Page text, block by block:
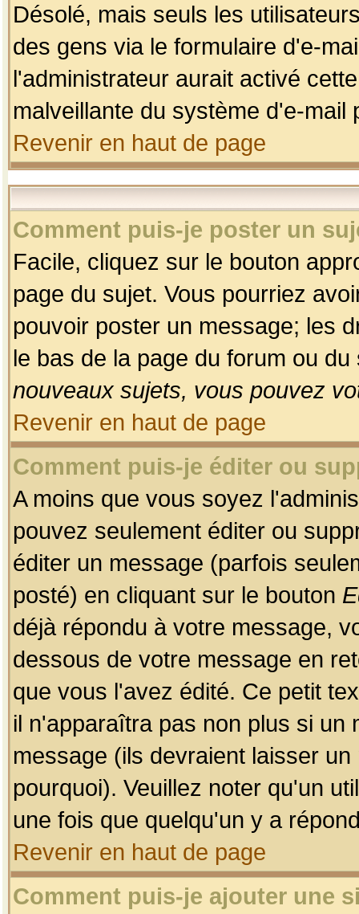
Désolé, mais seuls les
des gens via le formulaire d'e-
l'administrateur aurait activé
malveillante du système d'e-
Revenir en haut de page
Comment puis-je poster un
Facile, cliquez sur le bouton
page du sujet. Vous pourriez
pouvoir poster un message; les
le bas de la page du forum ou
nouveaux sujets, vous pouvez
Revenir en haut de page
Comment puis-je éditer ou
A moins que vous soyez
pouvez seulement éditer ou
éditer un message (parfois
posté) en cliquant sur le bouton
déjà répondu à votre message,
dessous de votre message en
que vous l'avez édité. Ce petit
il n'apparaîtra pas non plus si un
message (ils devraient laisser
pourquoi). Veuillez noter qu'un
une fois que quelqu'un y a
Revenir en haut de page
Comment puis-je ajouter une